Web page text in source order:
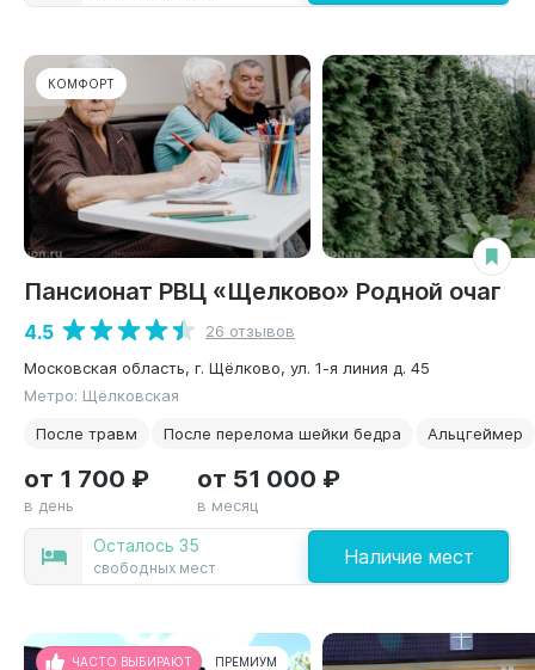
КОМФОРТ
Пансионат РВЦ «Щелково» Родной очаг
4.5
26 отзывов
Московская область, г. Щёлково, ул. 1-я линия д. 45
Метро: Щёлковская
После травм
После перелома шейки бедра Альцгеймер
Осталось 35
свободных мест Наличие мест
от 1 700 ₽
в день
от 51 000 ₽
в месяц
ЧАСТО ВЫБИРАЮТ ПРЕМИУМ